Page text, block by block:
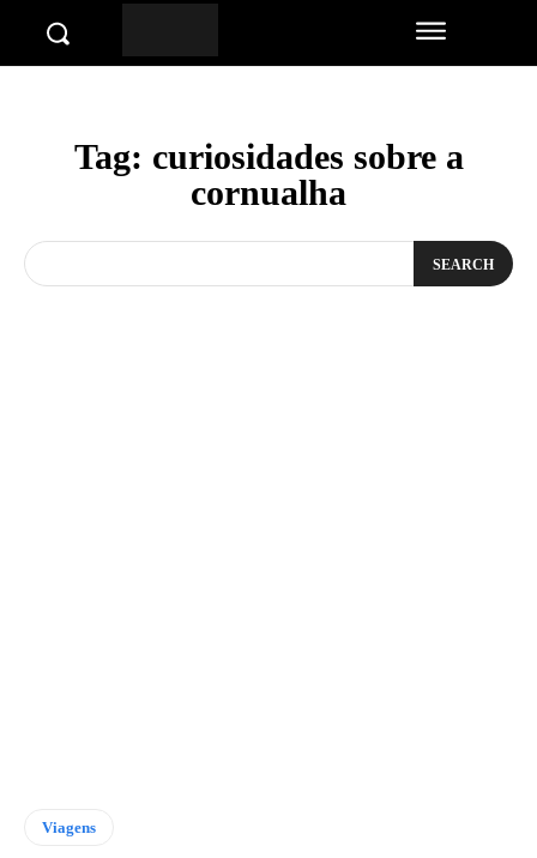
Tag: curiosidades sobre a
cornualha
SEARCH
Viagens